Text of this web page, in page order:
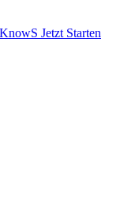
KnowS Jetzt Starten